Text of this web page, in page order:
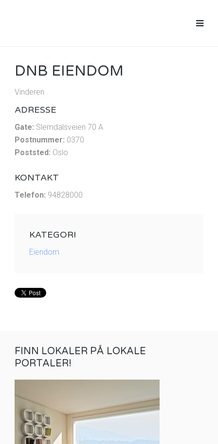
DNB EIENDOM
Vinderen
ADRESSE
Gate: Slemdalsveien 70 A
Postnummer: 0370
Poststed: Oslo
KONTAKT
Telefon: 94828000
KATEGORI
Eiendom
FINN LOKALER PÅ LOKALE
PORTALER!